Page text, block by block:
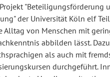
für
"Beteiligungsförderung
der Universität Köln elf
Alltag von Menschen mit
abbilden lässt.
als auch mit
durchgeführt.